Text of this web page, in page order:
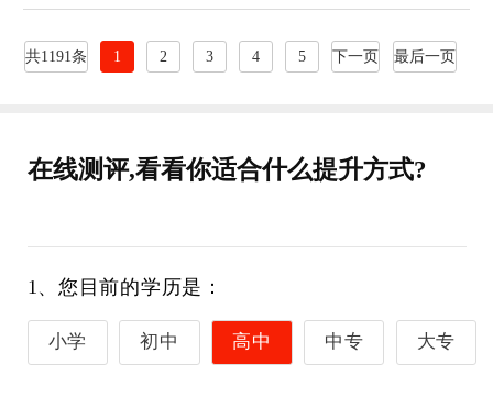
共1191条 1 2 3 4 5 下一页 最后一页
在线测评,看看你适合什么提升方式?
1、您目前的学历是：
小学 初中 高中 中专 大专